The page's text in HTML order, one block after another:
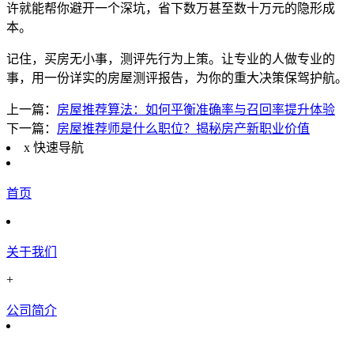
许就能帮你避开一个深坑，省下数万甚至数十万元的隐形成
本。
记住，买房无小事，测评先行为上策。让专业的人做专业的
事，用一份详实的房屋测评报告，为你的重大决策保驾护航。
上一篇： 房屋推荐算法：如何平衡准确率与召回率提升体验
下一篇： 房屋推荐师是什么职位？揭秘房产新职业价值
x 快速导航
首页
关于我们
+
公司简介